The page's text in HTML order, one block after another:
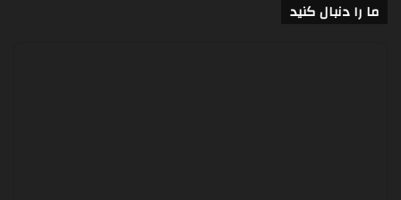
ما را دنبال کنید